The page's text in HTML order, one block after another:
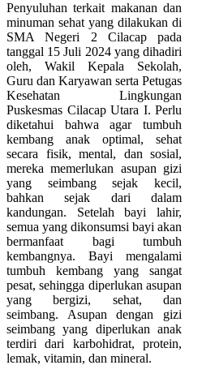
Penyuluhan terkait makanan dan
minuman sehat yang dilakukan di
SMA Negeri 2 Cilacap pada
tanggal 15 Juli 2024 yang dihadiri
oleh, Wakil Kepala Sekolah,
Guru dan Karyawan serta Petugas
Kesehatan Lingkungan
Puskesmas Cilacap Utara I. Perlu
diketahui bahwa agar tumbuh
kembang anak optimal, sehat
secara fisik, mental, dan sosial,
mereka memerlukan asupan gizi
yang seimbang sejak kecil,
bahkan sejak dari dalam
kandungan. Setelah bayi lahir,
semua yang dikonsumsi bayi akan
bermanfaat bagi tumbuh
kembangnya. Bayi mengalami
tumbuh kembang yang sangat
pesat, sehingga diperlukan asupan
yang bergizi, sehat, dan
seimbang. Asupan dengan gizi
seimbang yang diperlukan anak
terdiri dari karbohidrat, protein,
lemak, vitamin, dan mineral.